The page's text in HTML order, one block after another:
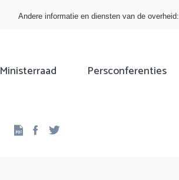
Andere informatie en diensten van de overheid:
Ministerraad Persconferenties
Facebook